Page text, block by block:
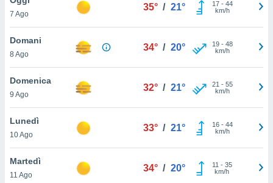
è
al sito
di
ci
di
il
un
7 Ago
35° / 21° 17- 44
km/h
Domani
8 Ago
34° / 20° 19- 48
km/h
Domenica
9 Ago
32° / 21° 21 - 55
km/h
Lunedì
10 Ago
33° / 21° 16- 44
km/h
Martedì
11 Ago
34° / 20° 11 - 35
km/h